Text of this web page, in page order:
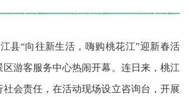
“向往新生活，嗨购桃花江”迎新春活
游客服务中心热闹开幕。连日来，桃江
会责任，在活动现场设立咨询台，开展